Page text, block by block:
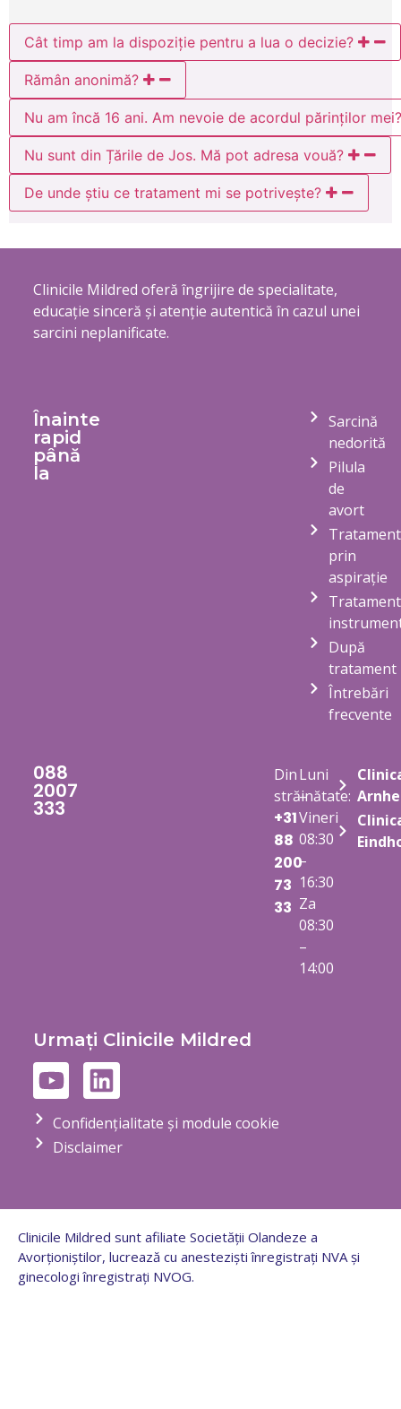
Cât timp am la dispoziție pentru a lua o decizie?
Rămân anonimă?
Nu am încă 16 ani. Am nevoie de acordul părinților mei?
Nu sunt din Țările de Jos. Mă pot adresa vouă?
De unde știu ce tratament mi se potrivește?
Clinicile Mildred oferă îngrijire de specialitate,
educație sinceră și atenție autentică în cazul unei
sarcini neplanificate.
Înainte
rapid
până
la
Sarcină
nedorită
Pilula
de
avort
Tratament
prin
aspirație
Tratament
După
tratament
Întrebări
frecvente
088
2007
333
Din
străinătate:
+31
88
200
73
33
Luni
–
Vineri
08:30
–
16:30
Za
08:30
–
14:00
Urmați Clinicile Mildred
Confidențialitate și module cookie
Disclaimer
Clinicile Mildred sunt afiliate Societății Olandeze a
Avorționiștilor, lucrează cu anesteziști înregistrați NVA și
ginecologi înregistrați NVOG.